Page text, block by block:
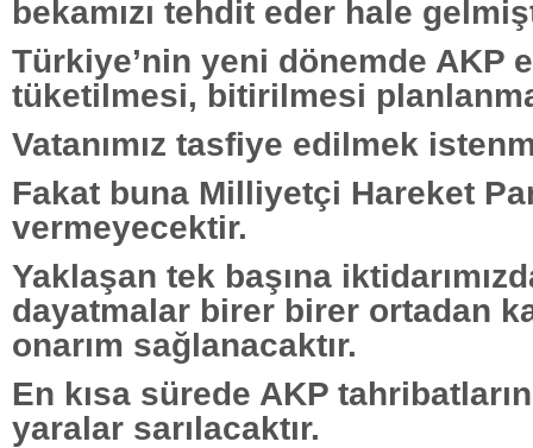
bekamızı tehdit eder hale
Türkiye’nin yeni dönemde AKP
tüketilmesi, bitirilmesi
Vatanımız tasfiye edilmek
Fakat buna Milliyetçi Hareket
vermeyecektir.
Yaklaşan tek başına
dayatmalar birer birer ortadan
onarım sağlanacaktır.
En kısa sürede AKP
yaralar sarılacaktır.